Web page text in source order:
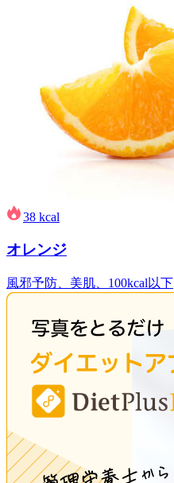
38 kcal
オレンジ
風邪予防、美肌、100kcal以下